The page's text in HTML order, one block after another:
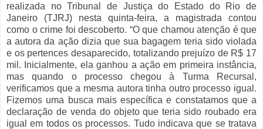
realizada no Tribunal de Justiça do Estado do Rio de
Janeiro (TJRJ) nesta quinta-feira, a magistrada contou
como o crime foi descoberto. “O que chamou atenção é que
a autora da ação dizia que sua bagagem teria sido violada
e os pertences desaparecido, totalizando prejuízo de R$ 17
mil. Inicialmente, ela ganhou a ação em primeira instância,
mas quando o processo chegou à Turma Recursal,
verificamos que a mesma autora tinha outro processo igual.
Fizemos uma busca mais específica e constatamos que a
declaração de venda do objeto que teria sido roubado era
igual em todos os processos. Tudo indicava que se tratava